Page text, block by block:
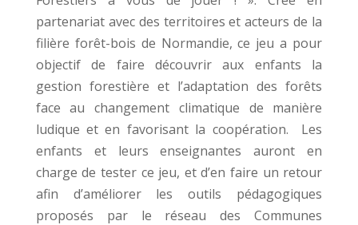
partenariat avec des territoires et acteurs de la
filière forêt-bois de Normandie, ce jeu a pour
objectif de faire découvrir aux enfants la
gestion forestière et l’adaptation des forêts
face au changement climatique de manière
ludique et en favorisant la coopération. Les
enfants et leurs enseignantes auront en
charge de tester ce jeu, et d’en faire un retour
afin d’améliorer les outils pédagogiques
proposés par le réseau des Communes